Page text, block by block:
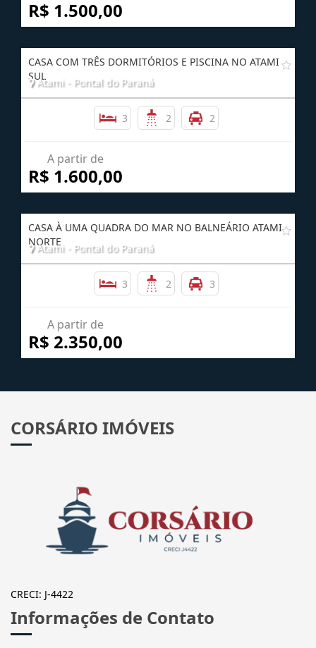
R$ 1.500,00
CASA COM TRÊS DORMITÓRIOS E PISCINA NO ATAMI
SUL
Atami - Pontal do Paraná
3 2 2
A partir de
R$ 1.600,00
CASA À UMA QUADRA DO MAR NO BALNEÁRIO ATAMI
NORTE
Atami - Pontal do Paraná
3 2 3
A partir de
R$ 2.350,00
CORSÁRIO IMÓVEIS
CRECI: J-4422
Informações de Contato